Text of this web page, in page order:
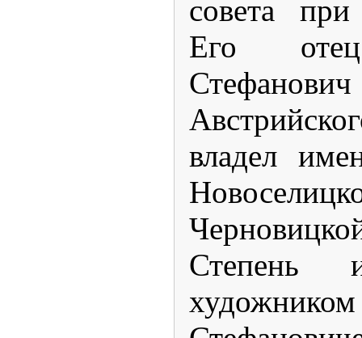
совета
Его
владел
Степень